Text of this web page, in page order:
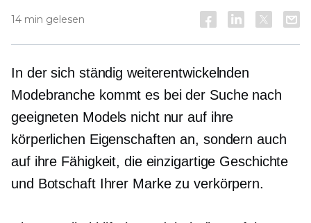
14 min gelesen
In der sich ständig weiterentwickelnden
Modebranche kommt es bei der Suche nach
geeigneten Models nicht nur auf ihre
körperlichen Eigenschaften an, sondern auch
auf ihre Fähigkeit, die einzigartige Geschichte
und Botschaft Ihrer Marke zu verkörpern.